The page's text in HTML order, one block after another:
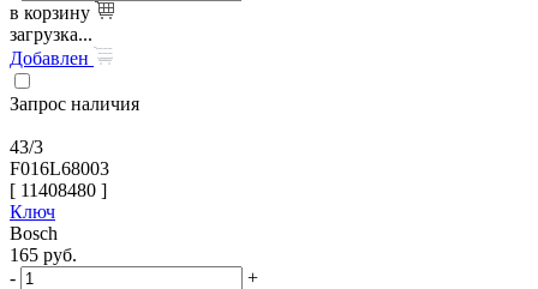
в корзину
загрузка...
Добавлен
Запрос наличия
43/3
F016L68003
[ 11408480 ]
Ключ
Bosch
165 руб.
-
+